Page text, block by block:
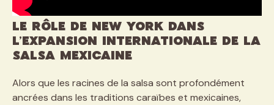
Le rôle de New York dans
l’expansion internationale de la
salsa mexicaine
Alors que les racines de la salsa sont profondément
ancrées dans les traditions caraïbes et mexicaines,